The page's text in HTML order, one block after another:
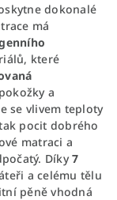
dokonalé
má
které
a
se vlivem teploty
pocit dobrého
matraci a
Díky7
a celému tělu
pěně vhodná